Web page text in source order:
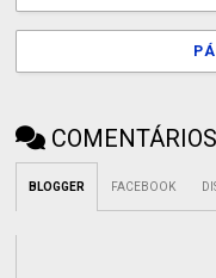
COMENTÁRIOS
BLOGGER FACEBOOK